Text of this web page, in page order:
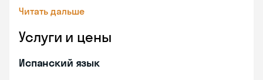
Читать дальше
Услуги и цены
Испанский язык